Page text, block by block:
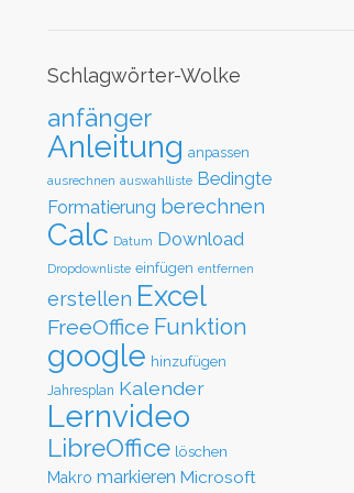
Schlagwörter-Wolke
anfänger
Anleitung anpassen
ausrechnen auswahlliste Bedingte
Formatierung berechnen
Calc Datum Download
Dropdownliste einfügen entfernen
erstellen Excel
FreeOffice Funktion
google hinzufügen
Jahresplan Kalender
Lernvideo
LibreOffice löschen
Makro markieren Microsoft